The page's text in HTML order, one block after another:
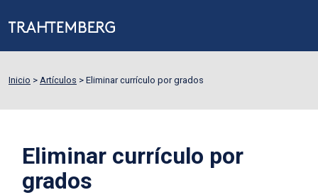
Inicio > Artículos > Eliminar currículo por grados
Eliminar currículo por
grados